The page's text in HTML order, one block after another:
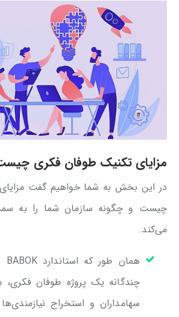
مزایای تکنیک طوفان فکری
در این بخش به شما خواهیم گفت
چیست و چگونه سازمان شما را به
می‌کند.
چندگانه یک پروژه طوفان فکری،
سهامداران و استخراج